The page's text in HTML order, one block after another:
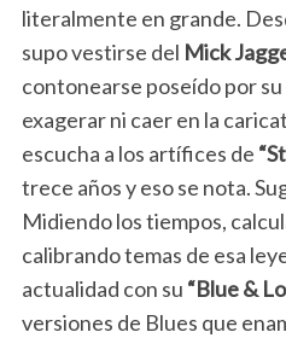
literalmente en grande.
supo vestirse del Mick
contonearse poseído por
exagerar ni caer en la
escucha a los artífices de
trece años y eso se nota.
Midiendo los tiempos,
calibrando temas de esa
actualidad con su “Blue &
versiones de Blues que